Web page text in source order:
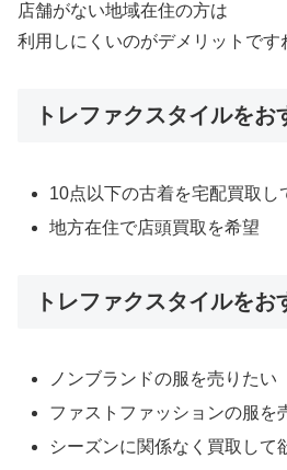
店舗がない地域在住の方は
利用しにくいのがデメリットです
トレファクスタイルをお
10点以下の古着を宅配買取し
地方在住で店頭買取を希望
トレファクスタイルをお
ノンブランドの服を売りたい
ファストファッションの服を
シーズンに関係なく買取して